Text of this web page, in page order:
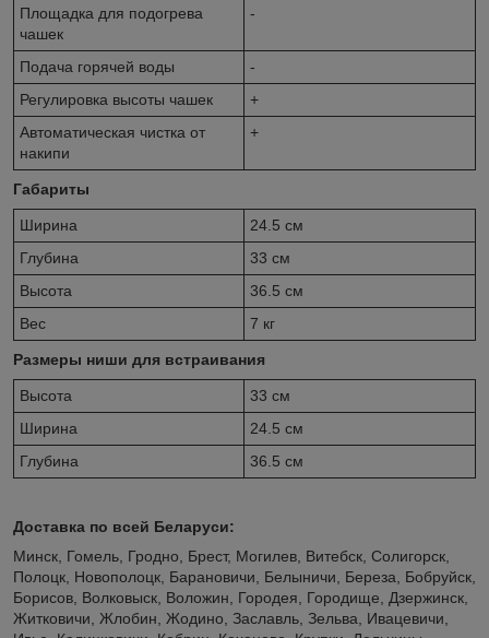
Площадка для подогрева
чашек
-
Подача горячей воды
-
Регулировка высоты чашек
+
Автоматическая чистка от
накипи
+
Габариты
Ширина
24.5 см
Глубина
33 см
Высота
36.5 см
Вес
7 кг
Размеры ниши для встраивания
Высота
33 см
Ширина
24.5 см
Глубина
36.5 см
Доставка по всей Беларуси:
Минск, Гомель, Гродно, Брест, Могилев, Витебск, Солигорск,
Полоцк, Новополоцк, Барановичи, Белыничи, Береза, Бобруйск,
Борисов, Волковыск, Воложин, Городея, Городище, Дзержинск,
Житковичи, Жлобин, Жодино, Заславль, Зельва, Ивацевичи,